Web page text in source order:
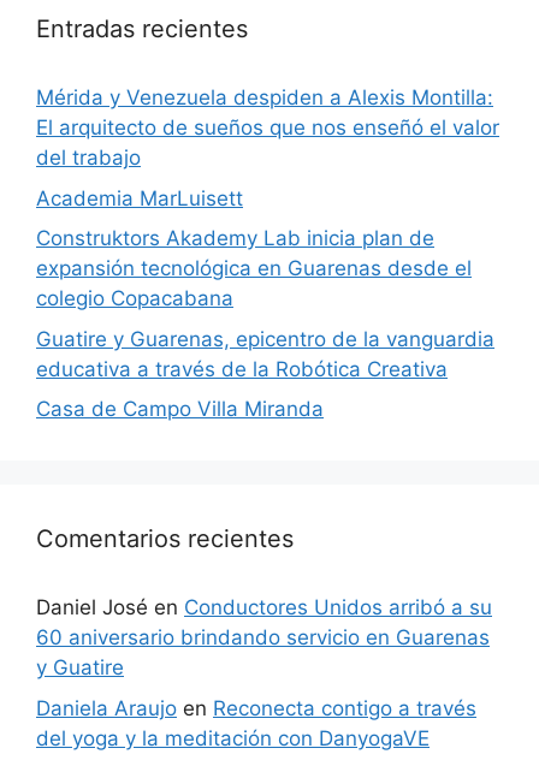
Entradas recientes
​Mérida y Venezuela despiden a Alexis Montilla:
El arquitecto de sueños que nos enseñó el valor
del trabajo
Academia MarLuisett
Construktors Akademy Lab inicia plan de
expansión tecnológica en Guarenas desde el
colegio Copacabana
Guatire y Guarenas, epicentro de la vanguardia
educativa a través de la Robótica Creativa
Casa de Campo Villa Miranda
Comentarios recientes
Daniel José en Conductores Unidos arribó a su
60 aniversario brindando servicio en Guarenas
y Guatire
Daniela Araujo en Reconecta contigo a través
del yoga y la meditación con DanyogaVE